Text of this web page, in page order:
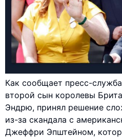
Как сообщает пресс-
второй сын королевы
Эндрю, принял решение
из-за скандала с
Джеффри Эпштейном,